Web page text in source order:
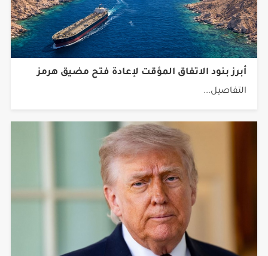
أبرز بنود الاتفاق المؤقت لإعادة فتح مضيق هرمز
التفاصيل...